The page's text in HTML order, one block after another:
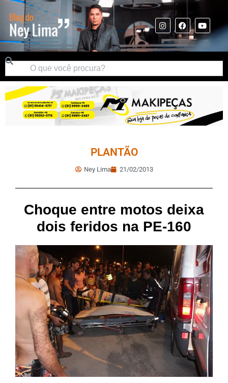
PLANTÃO
Ney Lima 21/02/2013
Choque entre motos deixa
dois feridos na PE-160